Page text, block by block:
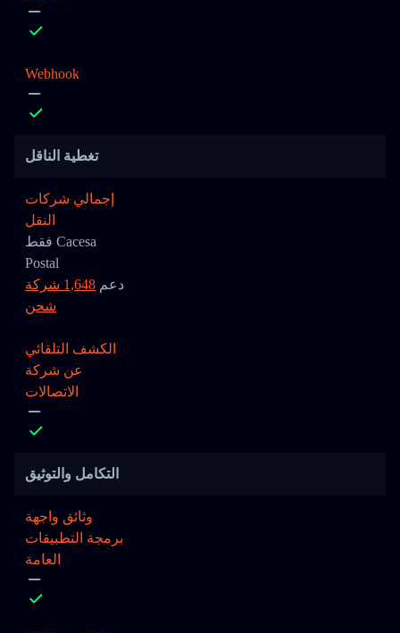
Webhook
تغطية الناقل
إجمالي شركات
النقل
فقط Cacesa
Postal
دعم
1,648 شركة
شحن
الكشف التلقائي
عن شركة
الاتصالات
التكامل والتوثيق
وثائق واجهة
برمجة التطبيقات
العامة